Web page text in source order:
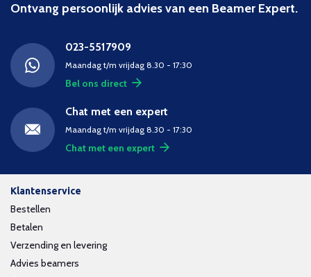
Ontvang persoonlijk advies van een Beamer Expert.
023-5517909
Maandag t/m vrijdag 8.30 - 17:30
Bel ons direct
Chat met een expert
Maandag t/m vrijdag 8.30 - 17:30
Chat met een expert
Klantenservice
Bestellen
Betalen
Verzending en levering
Advies beamers